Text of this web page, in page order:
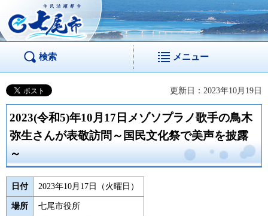
市民活躍都市 七尾
市
検索 メニュー
更新日：2023年10月19日
2023(令和5)年10月17日メゾソプラノ歌手の鳥木
弥生さんが表敬訪問～国民文化祭で美声を披露
～
日付 2023年10月17日（火曜日）
場所 七尾市役所